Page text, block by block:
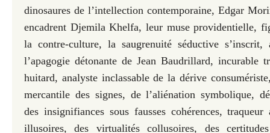
dinosaures de l’intellection contemporaine, Edgar
encadrent Djemila Khelfa, leur muse providentielle,
la contre-culture, la saugrenuité séductive s’inscrit,
l’apagogie détonante de Jean Baudrillard, incurable
huitard, analyste inclassable de la dérive
mercantile des signes, de l’aliénation symbolique,
des insignifiances sous fausses cohérences, traqueur
illusoires, des virtualités collusoires, des